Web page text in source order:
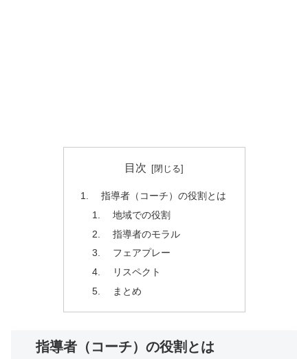
目次
指導者（コーチ）の役割とは
地域での役割
指導者のモラル
フェアプレー
リスペクト
まとめ
指導者（コーチ）の役割とは